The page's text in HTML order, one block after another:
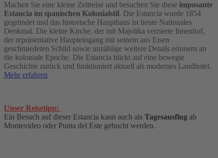
Machen Sie eine kleine Zeitreise und besuchen Sie diese imposante
Estancia im spanischen Kolonialstil. Die Estancia wurde 1854
gegründet und das historische Haupthaus ist heute Nationales
Denkmal. Die kleine Kirche, der mit Majolika verzierte Innenhof,
der repräsentative Haupteingang mit seinem aus Eisen
geschmiedeten Schild sowie unzählige weitere Details erinnern an
die koloniale Epoche. Die Estancia blickt auf eine bewegte
Geschichte zurück und funktioniert aktuell als modernes Landhotel.
Mehr erfahren
Unser Reisetipp:
Ein Besuch auf dieser Estancia kann auch als Tagesausflug ab
Montevideo oder Punta del Este gebucht werden.